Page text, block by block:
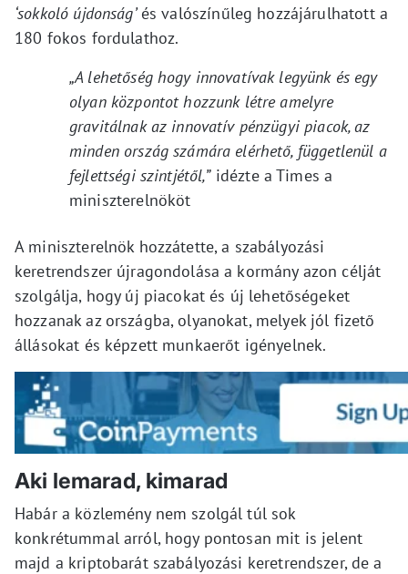
‘sokkoló újdonság’és valószínűleg hozzájárulhatott a
180 fokos fordulathoz.
„A lehetőség hogy innovatívak legyünk és egy
olyan központot hozzunk létre amelyre
gravitálnak az innovatív pénzügyi piacok, az
minden ország számára elérhető, függetlenül a
fejlettségi szintjétől,”idézte a Times a
miniszterelnököt
A miniszterelnök hozzátette, a szabályozási
keretrendszer újragondolása a kormány azon célját
szolgálja, hogy új piacokat és új lehetőségeket
hozzanak az országba, olyanokat, melyek jól fizető
állásokat és képzett munkaerőt igényelnek.
Aki lemarad, kimarad
Habár a közlemény nem szolgál túl sok
konkrétummal arról, hogy pontosan mit is jelent
majd a kriptobarát szabályozási keretrendszer, de a